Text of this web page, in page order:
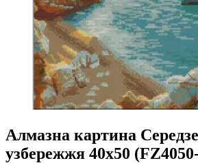
Алмазна картина
узбережжя 40х50